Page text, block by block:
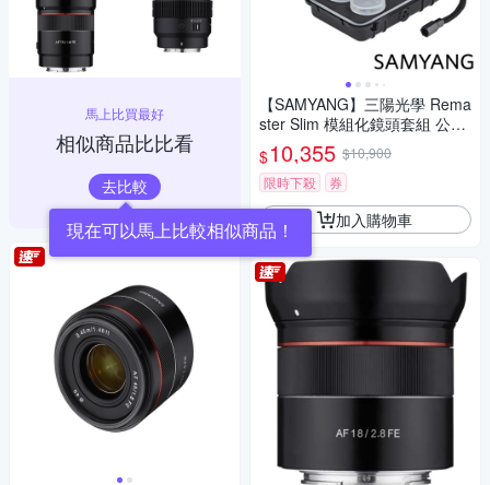
馬上比買最好
相似商品比比看
去比較
現在可以馬上比較相似商品！
【SAMYANG】三陽光學 Rema
ster Slim 模組化鏡頭套組 公司
貨
$10,355 $10,900
限時下殺
券
加入購物車